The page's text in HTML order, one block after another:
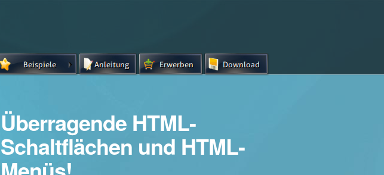
Überragende HTML-
Schaltflächen und HTML-